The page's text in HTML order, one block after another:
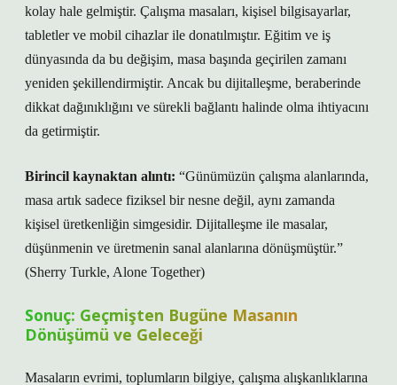
kolay hale gelmiştir. Çalışma masaları, kişisel bilgisayarlar,
tabletler ve mobil cihazlar ile donatılmıştır. Eğitim ve iş
dünyasında da bu değişim, masa başında geçirilen zamanı
yeniden şekillendirmiştir. Ancak bu dijitalleşme, beraberinde
dikkat dağınıklığını ve sürekli bağlantı halinde olma ihtiyacını
da getirmiştir.
Birincil kaynaktan alıntı: “Günümüzün çalışma alanlarında,
masa artık sadece fiziksel bir nesne değil, aynı zamanda
kişisel üretkenliğin simgesidir. Dijitalleşme ile masalar,
düşünmenin ve üretmenin sanal alanlarına dönüşmüştür.”
(Sherry Turkle, Alone Together)
Sonuç: Geçmişten Bugüne Masanın
Dönüşümü ve Geleceği
Masaların evrimi, toplumların bilgiye, çalışma alışkanlıklarına